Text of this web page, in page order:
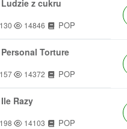
Ludzie z cukru
130 14846 POP
Personal Torture
157 14372 POP
Ile Razy
198 14103 POP